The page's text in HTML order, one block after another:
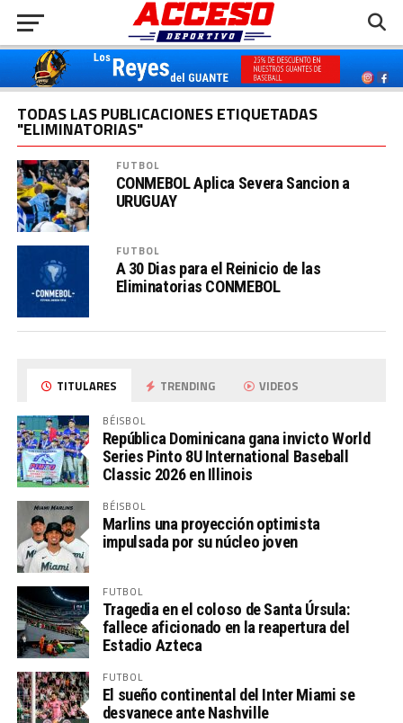
TODAS LAS PUBLICACIONES ETIQUETADAS
"ELIMINATORIAS"
FUTBOL
CONMEBOL Aplica Severa Sancion a
URUGUAY
FUTBOL
A 30 Dias para el Reinicio de las
Eliminatorias CONMEBOL
TITULARES TRENDING VIDEOS
BÉISBOL
República Dominicana gana invicto World
Series Pinto 8U International Baseball
Classic 2026 en Illinois
BÉISBOL
Marlins una proyección optimista
impulsada por su núcleo joven
FUTBOL
Tragedia en el coloso de Santa Úrsula:
fallece aficionado en la reapertura del
Estadio Azteca
FUTBOL
El sueño continental del Inter Miami se
desvanece ante Nashville